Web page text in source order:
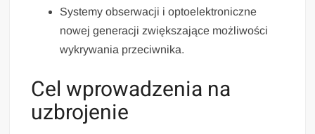
Systemy obserwacji i optoelektroniczne
nowej generacji zwiększające możliwości
wykrywania przeciwnika.
Cel wprowadzenia na
uzbrojenie